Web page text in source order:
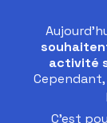
activité
C’est